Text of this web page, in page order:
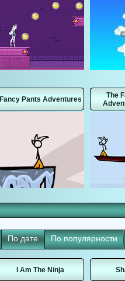
Fancy Pants Adventures
The
По дате По популярности
I Am The Ninja